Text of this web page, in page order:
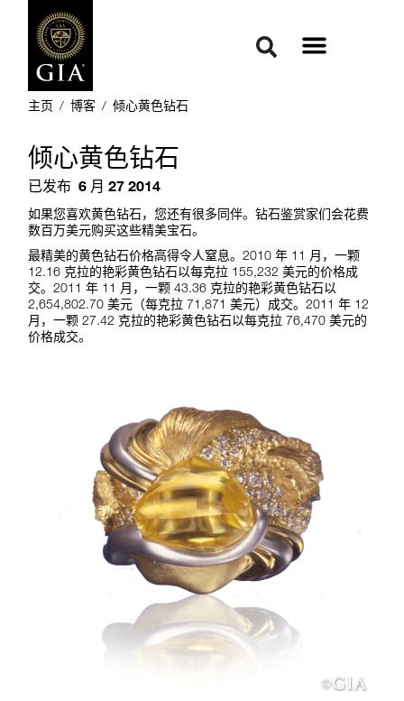
主页 / 博客 / 倾心黄色钻石
倾心黄色钻石
已发布 6 月 27 2014
如果您喜欢黄色钻石，您还有很多同伴。钻石鉴赏家们会花费
数百万美元购买这些精美宝石。
最精美的黄色钻石价格高得令人窒息。2010 年 11 月，一颗
12.16 克拉的艳彩黄色钻石以每克拉 155,232 美元的价格成
交。2011 年 11 月，一颗 43.36 克拉的艳彩黄色钻石以
2,654,802.70 美元（每克拉 71,871 美元）成交。2011 年 12
月，一颗 27.42 克拉的艳彩黄色钻石以每克拉 76,470 美元的
价格成交。